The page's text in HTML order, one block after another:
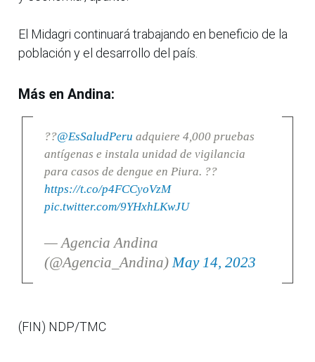
El Midagri continuará trabajando en beneficio de la
población y el desarrollo del país.
Más en Andina:
??@EsSaludPeru adquiere 4,000 pruebas
antígenas e instala unidad de vigilancia
para casos de dengue en Piura. ??
https://t.co/p4FCCyoVzM
pic.twitter.com/9YHxhLKwJU
— Agencia Andina
(@Agencia_Andina)May 14, 2023
(FIN) NDP/TMC